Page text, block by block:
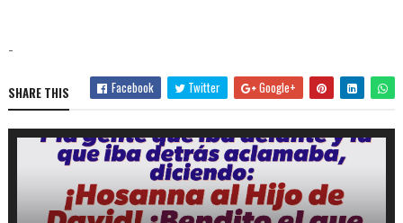
-
SHARE THIS Facebook Twitter Google+